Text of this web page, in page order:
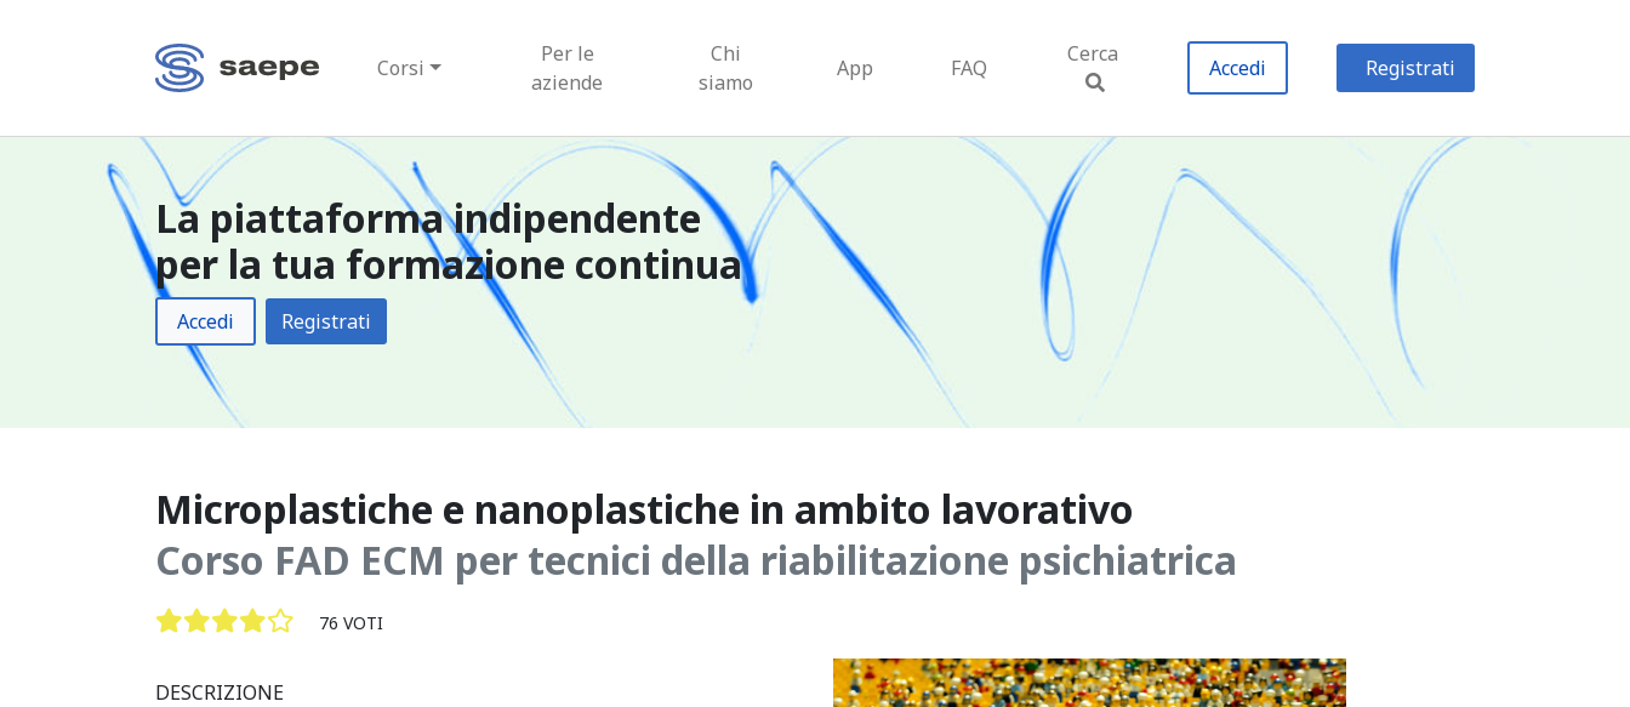
Corsi
Per le
aziende
Chi
siamo
App FAQ
Cerca
Accedi Registrati
La piattaforma indipendente
per la tua formazione continua
Accedi Registrati
Microplastiche e nanoplastiche in ambito lavorativo
Corso FAD ECM per tecnici della riabilitazione psichiatrica
76 VOTI
DESCRIZIONE